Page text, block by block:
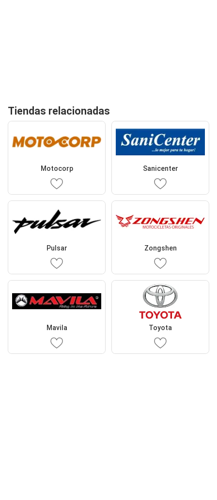
Tiendas relacionadas
Motocorp Sanicenter
Pulsar Zongshen
Mavila Toyota